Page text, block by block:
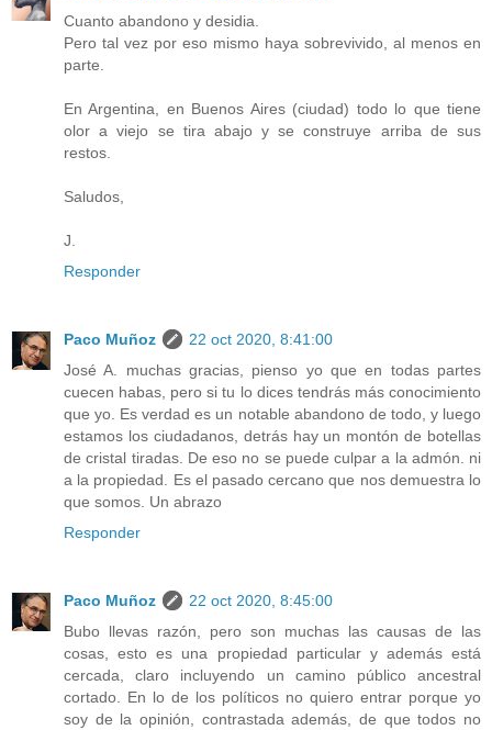
Cuanto abandono y desidia.
Pero tal vez por eso mismo haya sobrevivido, al menos en
parte.
En Argentina, en Buenos Aires (ciudad) todo lo que tiene
olor a viejo se tira abajo y se construye arriba de sus
restos.
Saludos,
J.
Responder
Paco Muñoz
22 oct 2020, 8:41:00
José A. muchas gracias, pienso yo que en todas partes
cuecen habas, pero si tu lo dices tendrás más conocimiento
que yo. Es verdad es un notable abandono de todo, y luego
estamos los ciudadanos, detrás hay un montón de botellas
de cristal tiradas. De eso no se puede culpar a la admón. ni
a la propiedad. Es el pasado cercano que nos demuestra lo
que somos. Un abrazo
Responder
Paco Muñoz
22 oct 2020, 8:45:00
Bubo llevas razón, pero son muchas las causas de las
cosas, esto es una propiedad particular y además está
cercada, claro incluyendo un camino público ancestral
cortado. En lo de los políticos no quiero entrar porque yo
soy de la opinión, contrastada además, de que todos no